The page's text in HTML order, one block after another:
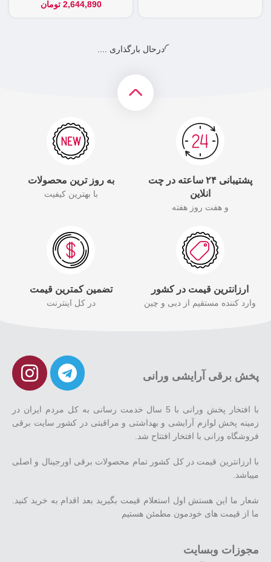
2,644,890 تومان
درحال بارگذاری ....
پشتیبانی ۲۴ ساعته در چت
انلاین
و هفت روز هفته
به روز ترین محصولات
با بهترین کیفیت
ارزانترین قیمت در کشور
وارد کننده مستقیم از دبی و چین
تضمین کمترین قیمت
در کل اینترنت
پخش برقی آرایشی ورانی
با افتخار پخش ورانی با 5 سال خدمت رسانی به کل مردم ایران در
زمینه پخش لوازم آرایشی و بهداشتی و مراقبتی در کشور سایت برقی
فروشگاه ورانی با افتخار افتتاح شد.
با ارزانترین قیمت در کل کشور تمام محصولات برقی اورجینال و اصلی
میباشد.
شعار ما این هستش اول استعلام قیمت بگیرید بعد اقدام به خرید کنید.
ما از قیمت های خودمون مطمئن هستیم
مجوزات وبسایت